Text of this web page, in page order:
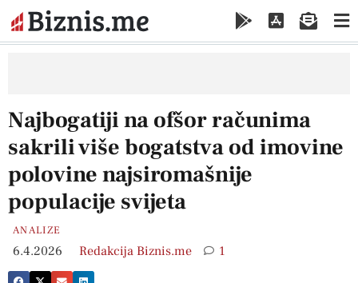
Najbogatiji na ofšor računima
sakrili više bogatstva od imovine
polovine najsiromašnije
populacije svijeta
ANALIZE
6.4.2026 Redakcija Biznis.me 1